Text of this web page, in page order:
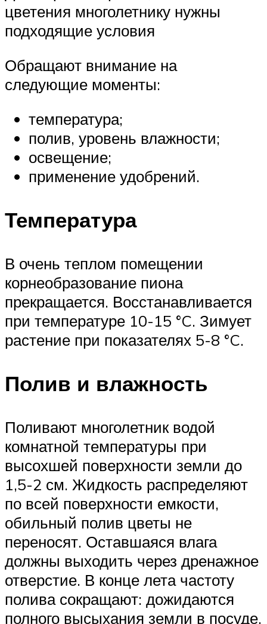
цветения многолетнику нужны
подходящие условия
Обращают внимание на
следующие моменты:
температура;
полив, уровень влажности;
освещение;
применение удобрений.
Температура
В очень теплом помещении
корнеобразование пиона
прекращается. Восстанавливается
при температуре 10-15 °C. Зимует
растение при показателях 5-8 °C.
Полив и влажность
Поливают многолетник водой
комнатной температуры при
высохшей поверхности земли до
1,5-2 см. Жидкость распределяют
по всей поверхности емкости,
обильный полив цветы не
переносят. Оставшаяся влага
должны выходить через дренажное
отверстие. В конце лета частоту
полива сокращают: дожидаются
полного высыхания земли в посуде,